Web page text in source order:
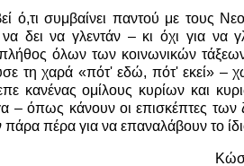
ό,τι συμβαίνει παντού με τους
να δει να γλεντάν – κι όχι για να
πλήθος όλων των κοινωνικών
τη χαρά «πότ' εδώ, πότ' εκεί» –
κανένας ομίλους κυρίων και
– όπως κάνουν οι επισκέπτες
πέρα για να επαναλάβουν το